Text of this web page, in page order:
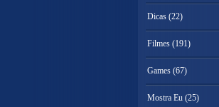
Dicas (22)
Filmes (191)
Games (67)
Mostra Eu (25)